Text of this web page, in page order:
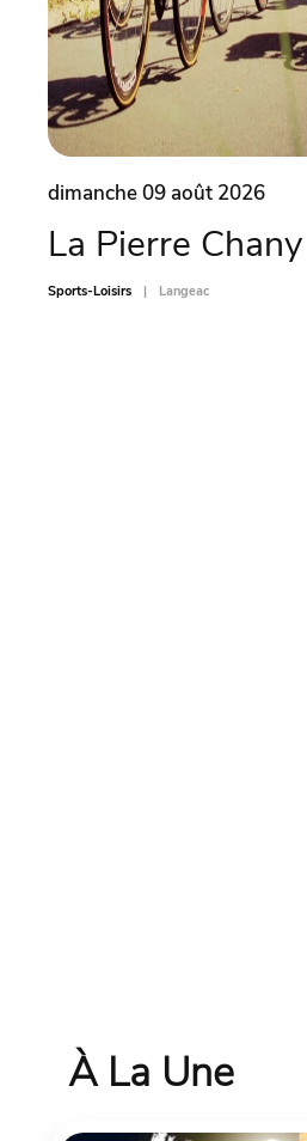
dimanche 09 août 2026
La Pierre Chany
Sports-Loisirs Langeac
À La Une